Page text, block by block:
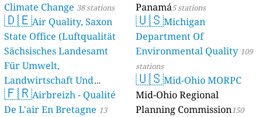
Climate Change 38 stations
🇩🇪Air Quality, Saxon
State Office (Luftqualität
Sächsisches Landesamt
Für Umwelt,
Landwirtschaft Und
Geologie) 50 stations
🇫🇷Airbreizh - Qualité
De L'air En Bretagne 13
Panamá5 stations
🇺🇸Michigan
Department Of
Environmental Quality 109
stations
🇺🇸Mid-Ohio MORPC
Mid-Ohio Regional
Planning Commission150